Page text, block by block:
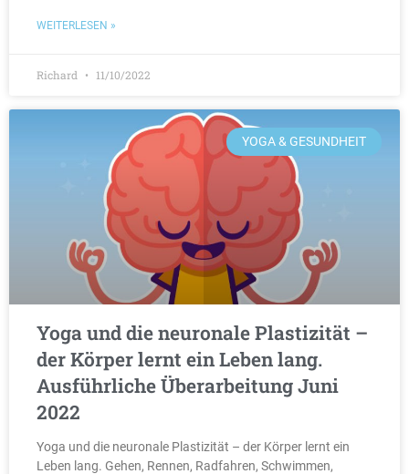
WEITERLESEN »
Richard 11/10/2022
YOGA & GESUNDHEIT
Yoga und die neuronale Plastizität –
der Körper lernt ein Leben lang.
Ausführliche Überarbeitung Juni
2022
Yoga und die neuronale Plastizität – der Körper lernt ein
Leben lang. Gehen, Rennen, Radfahren, Schwimmen,